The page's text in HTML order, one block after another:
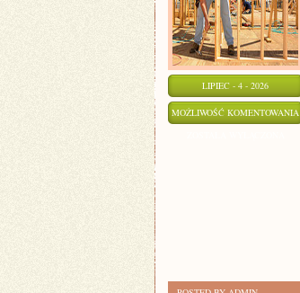
LIPIEC - 4 - 2026
MOŻLIWOŚĆ KOMENTOWANIA